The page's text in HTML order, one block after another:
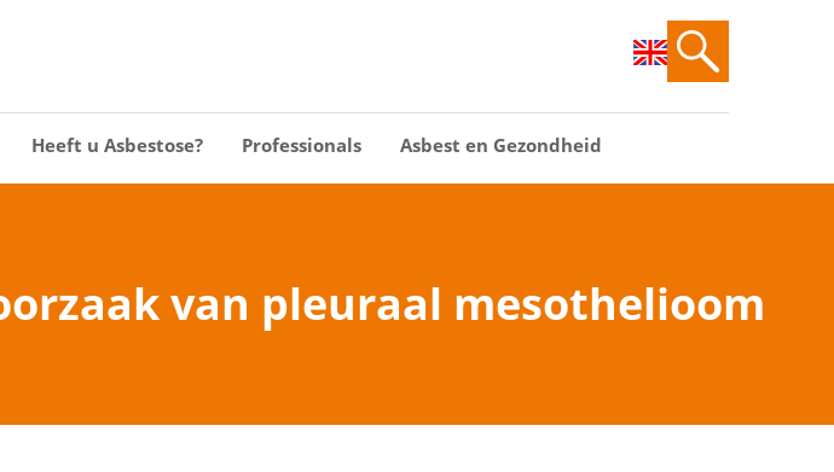
Heeft u Asbestose? Professionals Asbest en Gezondheid
van pleuraal mesothelioom